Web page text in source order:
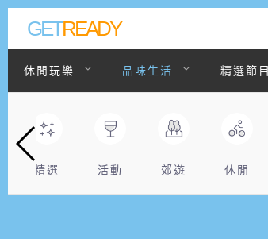
GETREADY
休閒玩樂 品味生活 精選節目
精選 活動 郊遊 休閒